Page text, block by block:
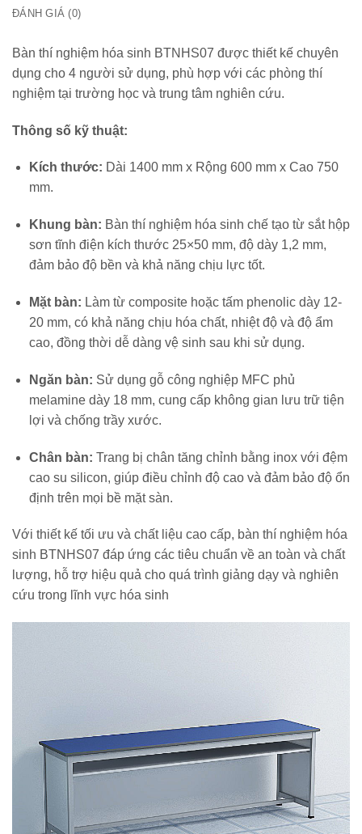
ĐÁNH GIÁ (0)
Bàn thí nghiệm hóa sinh BTNHS07 được thiết kế chuyên
dụng cho 4 người sử dụng, phù hợp với các phòng thí
nghiệm tại trường học và trung tâm nghiên cứu.
Thông số kỹ thuật:
Kích thước: Dài 1400 mm x Rộng 600 mm x Cao 750
mm.
Khung bàn: ​Bàn thí nghiệm hóa sinh chế tạo từ sắt hộp
sơn tĩnh điện kích thước 25×50 mm, độ dày 1,2 mm,
đảm bảo độ bền và khả năng chịu lực tốt.
Mặt bàn: Làm từ composite hoặc tấm phenolic dày 12-
20 mm, có khả năng chịu hóa chất, nhiệt độ và độ ẩm
cao, đồng thời dễ dàng vệ sinh sau khi sử dụng.
Ngăn bàn: Sử dụng gỗ công nghiệp MFC phủ
melamine dày 18 mm, cung cấp không gian lưu trữ tiện
lợi và chống trầy xước.
Chân bàn: Trang bị chân tăng chỉnh bằng inox với đệm
cao su silicon, giúp điều chỉnh độ cao và đảm bảo độ ổn
định trên mọi bề mặt sàn.
Với thiết kế tối ưu và chất liệu cao cấp, bàn thí nghiệm hóa
sinh BTNHS07 đáp ứng các tiêu chuẩn về an toàn và chất
lượng, hỗ trợ hiệu quả cho quá trình giảng dạy và nghiên
cứu trong lĩnh vực hóa sinh